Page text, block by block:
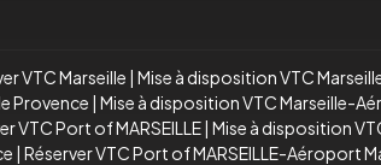
VTC Marseille | Mise à disposition VTC
Provence | Mise à disposition VTC Marseille-
VTC Port of MARSEILLE| Mise à disposition
| Réserver VTC Port of MARSEILLE-Aéroport